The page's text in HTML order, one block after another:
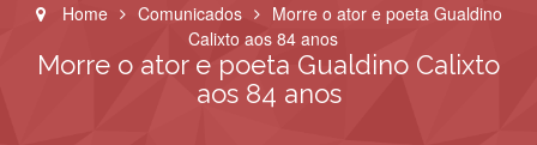
Home Comunicados
Morre o ator e poeta Gualdino
Calixto aos 84 anos
Morre o ator e poeta Gualdino Calixto
aos 84 anos